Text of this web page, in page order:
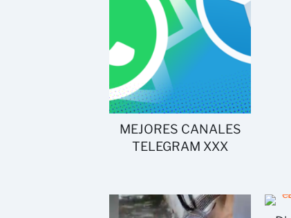
MEJORES CANALES
TELEGRAM XXX